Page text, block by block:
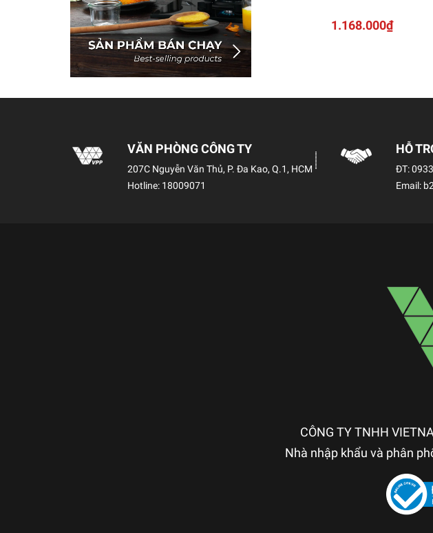
1.168.000₫
VĂN PHÒNG CÔNG TY
207C Nguyễn Văn Thủ, P. Đa Kao, Q.1, HCM
Hotline: 18009071
HỖ
ĐT:
Email:
CÔNG TY TNHH
Nhà nhập khẩu và phân